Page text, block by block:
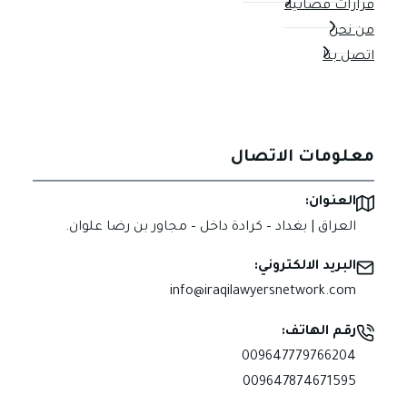
قرارات قضائية
من نحن
اتصل بنا
معلومات الاتصال
العنوان:
العراق | بغداد – كرادة داخل – مجاور بن رضا علوان.
البريد الالكتروني:
info@iraqilawyersnetwork.com
رقم الهاتف:
009647779766204
009647874671595